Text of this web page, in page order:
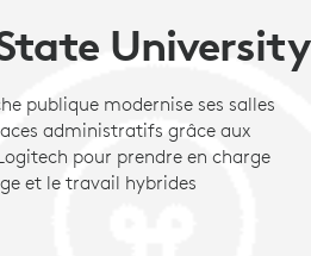
publique modernise ses salles
administratifs grâce aux
pour prendre en charge
et le travail hybrides